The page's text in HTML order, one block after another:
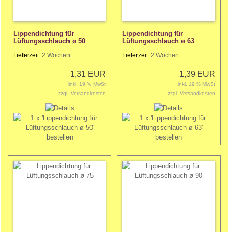
Lippendichtung für
Lüftungsschlauch ø 50
Lieferzeit: 2 Wochen
1,31 EUR
inkl. 19 % MwSt
zzgl.Versandkosten
Lippendichtung für
Lüftungsschlauch ø 63
Lieferzeit:2 Wochen
1,39 EUR
inkl. 19 % MwSt
zzgl. Versandkosten